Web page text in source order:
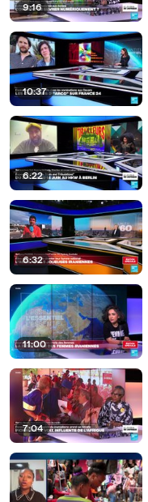
9:16
10:37
6:22
6:32
11:00
7:04